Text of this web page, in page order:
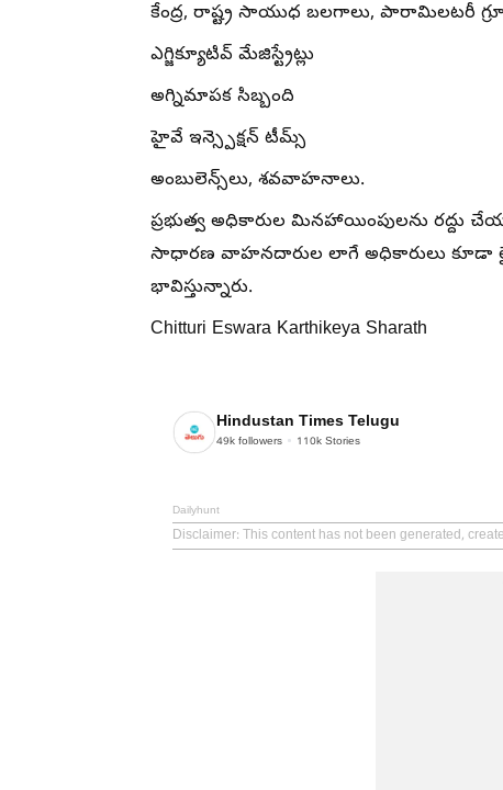
కేంద్ర, రాష్ట్ర సాయుధ బలగాలు, పారామిలటరీ
ఎగ్జిక్యూటివ్ మేజిస్ట్రేట్లు
అగ్నిమాపక సిబ్బంది
హైవే ఇన్స్పెక్షన్ టీమ్స్
అంబులెన్స్‌లు, శవవాహనాలు.
ప్రభుత్వ అధికారుల మినహాయింపులను
సాధారణ వాహనదారుల లాగే అధికారులు కూడా
భావిస్తున్నారు.
Chitturi Eswara Karthikeya Sharath
Hindustan Times Telugu
49k followers 110k Stories
Dailyhunt
Disclaimer: This content has not been generated,